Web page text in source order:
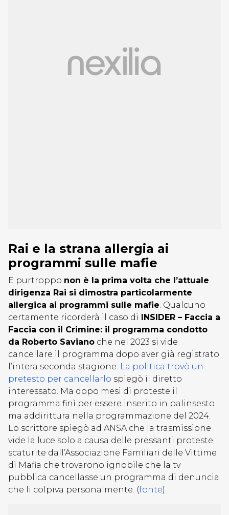
Rai e la strana allergia ai
programmi sulle mafie
E purtroppo non è la prima volta che l’attuale
dirigenza Rai si dimostra particolarmente
allergica ai programmi sulle mafie. Qualcuno
certamente ricorderà il caso di INSIDER – Faccia a
Faccia con il Crimine: il programma condotto
da Roberto Saviano che nel 2023 si vide
cancellare il programma dopo aver già registrato
l’intera seconda stagione. La politica trovò un
pretesto per cancellarlo spiegò il diretto
interessato. Ma dopo mesi di proteste il
programma finì per essere inserito in palinsesto
ma addirittura nella programmazione del 2024.
Lo scrittore spiegò ad ANSA che la trasmissione
vide la luce solo a causa delle pressanti proteste
scaturite dall’Associazione Familiari delle Vittime
di Mafia che trovarono ignobile che la tv
pubblica cancellasse un programma di denuncia
che li colpiva personalmente. (fonte)